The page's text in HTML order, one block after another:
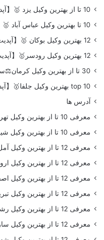
10 تا از بهترین وکیل یزد 🥇【آپدیت جدید】
10 تا بهترین وکیل عباس آباد 🥇【آپدیت جدید】⚖️
12 بهترین وکیل بوکان 🥇【آپدیت جدید】⚖️
12 بهترین وکیل رودسر🥇【آپدیت جدید】⚖️
30 تا از بهترین وکیل کرمان⚖️سال 1405
top 10 بهترین وکیل جلفا🥇【آپدیت جدید】⚖️
آدرس ها
معرفی 10 تا از بهترین وکیل تهران 🥇【آپدیت جدید】⚖️
معرفی 10 تا از بهترین وکیل شیراز 🥇【آپدیت جدید】⚖️
معرفی 12 تا از بهترین وکیل آمل 🥇【آپدیت جدید】⚖️
معرفی 12 تا از بهترین وکیل ارومیه 🥇【آپدیت جدید】⚖️
معرفی 12 تا از بهترین وکیل اصفهان 🥇【آپدیت جدید】⚖️
معرفی 12 تا از بهترین وکیل تبریز 🥇【آپدیت جدید】⚖️
معرفی 12 تا از بهترین وکیل رشت 🥇【آپدیت جدید】⚖️
معرفی 12 تا از بهترین وکیل ساری 🥇【آپدیت جدید】⚖️